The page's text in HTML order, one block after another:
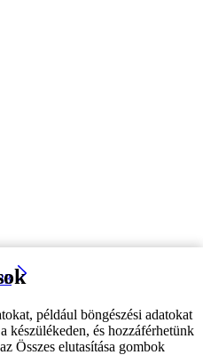
például böngészési adatokat
készülékeden, és hozzáférhetünk
Összes elutasítása gombok